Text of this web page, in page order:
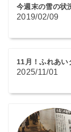
今週末の雪の状
2019/02/09
11月！ふれあい
2025/11/01